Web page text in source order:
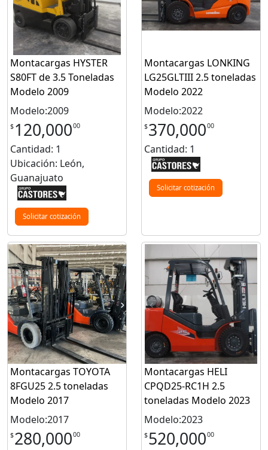
Montacargas HYSTER
S80FT de 3.5 Toneladas
Modelo 2009
Modelo:2009
$ 120,00000
Cantidad: 1
Ubicación: León,
Guanajuato
Solicitar cotización
Montacargas LONKING
LG25GLTIII 2.5 toneladas
Modelo 2022
Modelo:2022
$370,00000
Cantidad: 1
Solicitar cotización
Montacargas TOYOTA
8FGU25 2.5 toneladas
Modelo 2017
Modelo:2017
$280,00000
Montacargas HELI
CPQD25-RC1H 2.5
toneladas Modelo 2023
Modelo:2023
$520,00000